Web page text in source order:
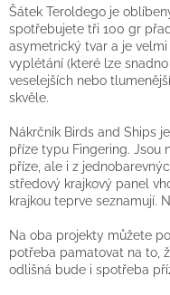
Šátek Teroldego je
spotřebujete tři 100 gr
asymetrický tvar a je velmi
vyplétání (které lze
veselejších nebo
skvěle.
Nákrčník Birds and Ships
příze typu Fingering. Jsou
příze, ale i z
středový krajkový panel
krajkou teprve seznamují.
Na oba projekty můžete
potřeba pamatovat na to,
odlišná bude i spotřeba